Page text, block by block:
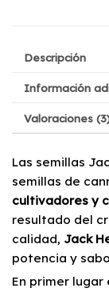
Descripción
Información
Valoraciones
Las semillas
semillas de
cultivadores y
resultado del
calidad, Jack
potencia y
En primer